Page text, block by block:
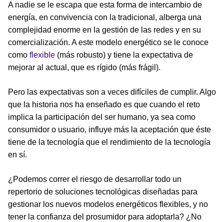
A nadie se le escapa que esta forma de intercambio de
energía, en convivencia con la tradicional, alberga una
complejidad enorme en la gestión de las redes y en su
comercialización. A este modelo energético se le conoce
como flexible (más robusto) y tiene la expectativa de
mejorar al actual, que es rígido (más frágil).
Pero las expectativas son a veces difíciles de cumplir. Algo
que la historia nos ha enseñado es que cuando el reto
implica la participación del ser humano, ya sea como
consumidor o usuario, influye más la aceptación que éste
tiene de la tecnología que el rendimiento de la tecnología
en sí.
¿Podemos correr el riesgo de desarrollar todo un
repertorio de soluciones tecnológicas diseñadas para
gestionar los nuevos modelos energéticos flexibles, y no
tener la confianza del prosumidor para adoptarla? ¿No